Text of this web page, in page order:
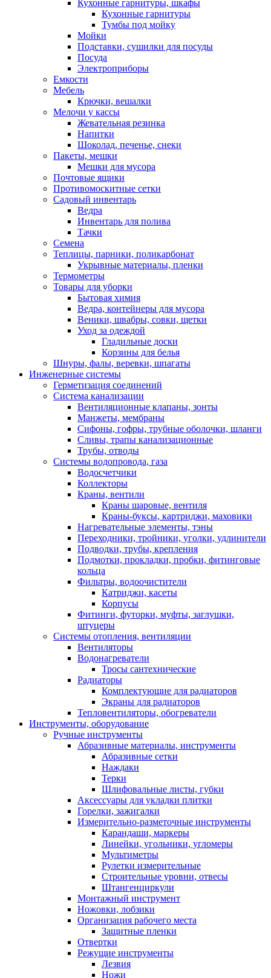
Кухонные гарнитуры, шкафы
Кухонные гарнитуры
Тумбы под мойку
Мойки
Подставки, сушилки для посуды
Посуда
Электроприборы
Емкости
Мебель
Крючки, вешалки
Мелочи у кассы
Жевательная резинка
Напитки
Шоколад, печенье, снеки
Пакеты, мешки
Мешки для мусора
Почтовые ящики
Противомоскитные сетки
Садовый инвентарь
Ведра
Инвентарь для полива
Тачки
Семена
Теплицы, парники, поликарбонат
Укрывные материалы, пленки
Термометры
Товары для уборки
Бытовая химия
Ведра, контейнеры для мусора
Веники, швабры, совки, щетки
Уход за одеждой
Гладильные доски
Корзины для белья
Шнуры, фалы, веревки, шпагаты
Инженерные системы
Герметизация соединений
Система канализации
Вентиляционные клапаны, зонты
Манжеты, мембраны
Сифоны, гофры, трубные оболочки, шланги
Сливы, трапы канализационные
Трубы, отводы
Системы водопровода, газа
Водосчетчики
Коллекторы
Краны, вентили
Краны шаровые, вентиля
Краны-буксы, картриджи, маховики
Нагревательные элементы, тэны
Переходники, тройники, уголки, удлинители
Подводки, трубы, крепления
Подмотки, прокладки, пробки, фитинговые
кольца
Фильтры, водоочистители
Катриджи, касеты
Корпусы
Фитинги, футорки, муфты, заглушки,
штуцеры
Системы отопления, вентиляции
Вентиляторы
Водонагреватели
Тросы сантехнические
Радиаторы
Комплектующие для радиаторов
Экраны для радиаторов
Тепловентиляторы, обогреватели
Инструменты, оборудование
Ручные инструменты
Абразивные материалы, инструменты
Абразивные сетки
Наждаки
Терки
Шлифовальные листы, губки
Аксессуары для укладки плитки
Горелки, зажигалки
Измерительно-разметочные инструменты
Карандаши, маркеры
Линейки, угольники, угломеры
Мультиметры
Рулетки измерительные
Строительные уровни, отвесы
Штангенциркули
Монтажный инструмент
Ножовки, лобзики
Организация рабочего места
Защитные пленки
Отвертки
Режущие инструменты
Лезвия
Ножи